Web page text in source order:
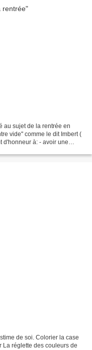
au sujet de la rentrée en
vide" comme le dit Imbert (
d'honneur à: - avoir une
de soi. Colorier la case
réglette des couleurs de